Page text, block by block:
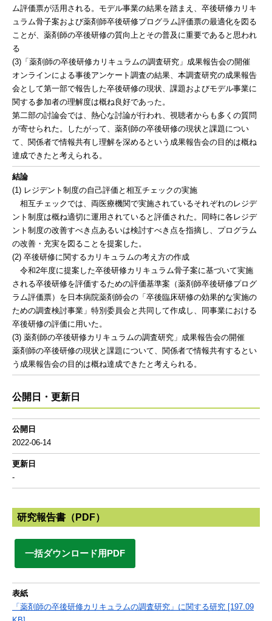
ム評価票が活用される。モデル事業の結果を踏まえ、卒後研修カリキ
ュラム骨子案および薬剤師卒後研修プログラム評価票の最適化を図る
ことが、薬剤師の卒後研修の質向上とその普及に重要であると思われ
る
(3)「薬剤師の卒後研修カリキュラムの調査研究」成果報告会の開催
オンラインによる事後アンケート調査の結果、本調査研究の成果報告
会として第一部で報告した卒後研修の現状、課題およびモデル事業に
関する参加者の理解度は概ね良好であった。
第二部の討論会では、熱心な討論が行われ、視聴者からも多くの質問
が寄せられた。したがって、薬剤師の卒後研修の現状と課題につい
て、関係者で情報共有し理解を深めるという成果報告会の目的は概ね
達成できたと考えられる。
結論
(1) レジデント制度の自己評価と相互チェックの実施
相互チェックでは、両医療機関で実施されているそれぞれのレジデ
ント制度は概ね適切に運用されていると評価された。同時に各レジデ
ント制度の改善すべき点あるいは検討すべき点を指摘し、プログラム
の改善・充実を図ることを提案した。
(2) 卒後研修に関するカリキュラムの考え方の作成
令和2年度に提案した卒後研修カリキュラム骨子案に基づいて実施
される卒後研修を評価するための評価基準案（薬剤師卒後研修プログ
ラム評価票）を日本病院薬剤師会の「卒後臨床研修の効果的な実施の
ための調査検討事業」特別委員会と共同して作成し、同事業における
卒後研修の評価に用いた。
(3) 薬剤師の卒後研修カリキュラムの調査研究」成果報告会の開催
薬剤師の卒後研修の現状と課題について、関係者で情報共有するとい
う成果報告会の目的は概ね達成できたと考えられる。
公開日・更新日
公開日
2022-06-14
更新日
-
研究報告書（PDF）
一括ダウンロード用PDF
表紙
「薬剤師の卒後研修カリキュラムの調査研究」に関する研究 [197.09